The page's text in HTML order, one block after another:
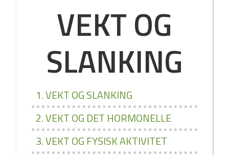
VEKT OG
SLANKING
1. VEKT OG SLANKING
2. VEKT OG DET HORMONELLE
3. VEKT OG FYSISK AKTIVITET